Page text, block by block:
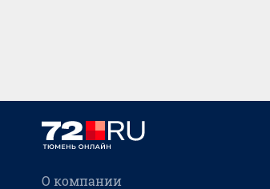
О компании